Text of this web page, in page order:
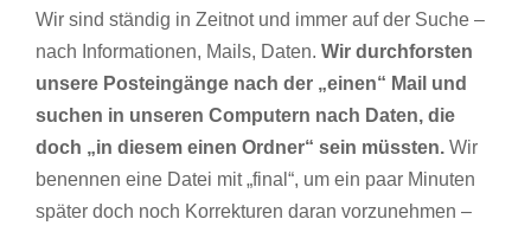
Wir sind ständig in Zeitnot und immer auf der Suche –
nach Informationen, Mails, Daten. Wir durchforsten
unsere Posteingänge nach der „einen“ Mail und
suchen in unseren Computern nach Daten, die
doch „in diesem einen Ordner“ sein müssten. Wir
benennen eine Datei mit „final“, um ein paar Minuten
später doch noch Korrekturen daran vorzunehmen –